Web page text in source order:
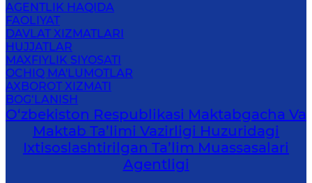
AGENTLIK HAQIDA
FAOLIYAT
DAVLAT XIZMATLARI
HUJJATLAR
MAXFIYLIK SIYOSATI
OCHIQ MA'LUMOTLAR
AXBOROT XIZMATI
BOG‘LANISH
O‘zbekiston Respublikasi Maktabgacha Va
Maktab Ta’limi Vazirligi Huzuridagi
Ixtisoslashtirilgan Ta’lim Muassasalari
Agentligi